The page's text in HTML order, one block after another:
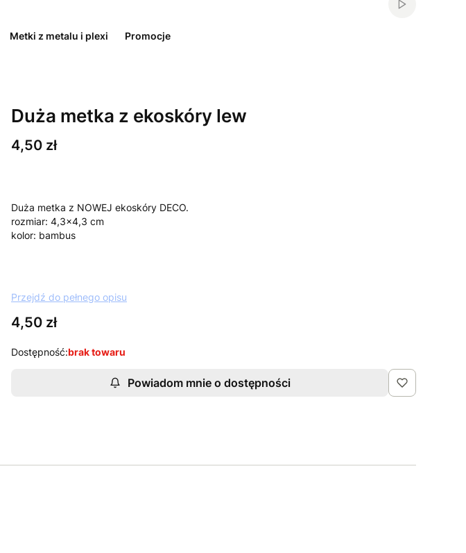
Włącz
Metki z metalu i plexi Promocje
Duża metka z ekoskóry lew
Cena
4,50 zł
Duża metka z NOWEJ ekoskóry DECO.
rozmiar: 4,3x4,3 cm
kolor: bambus
Przejdź do pełnego opisu
Cena
4,50 zł
Dostępność:brak towaru
Powiadom mnie o dostępności